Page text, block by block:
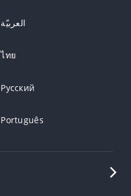
العربيّة
ไทย
Русский
Português